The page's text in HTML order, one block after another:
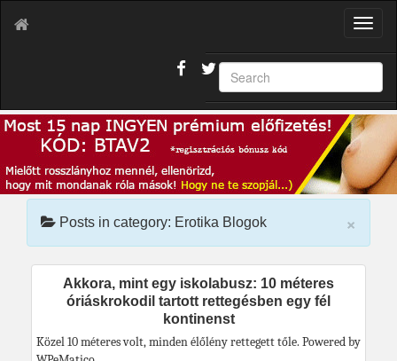
T
g
l
e
n
a
v
i
g
×
Posts in category: Erotika Blogok
Akkora, mint egy iskolabusz: 10 méteres
óriáskrokodil tartott rettegésben egy fél
kontinenst
Közel 10 méteres volt, minden élőlény rettegett tőle. Powered by